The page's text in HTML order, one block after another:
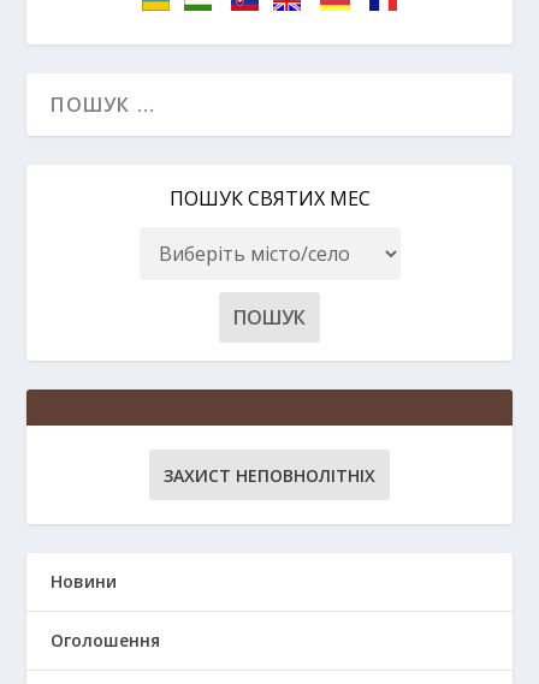
ПОШУК СВЯТИХ МЕС
ЗАХИСТ НЕПОВНОЛІТНІХ
Новини
Оголошення